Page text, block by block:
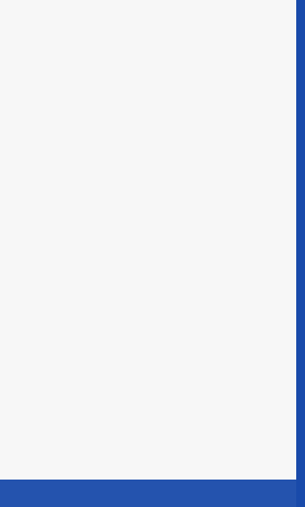
Add to wishlist